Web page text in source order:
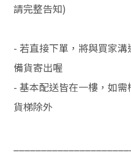
請完整告知)
- 若直接下單，將與買家
備貨寄出喔
- 基本配送皆在一樓，如
貨梯除外